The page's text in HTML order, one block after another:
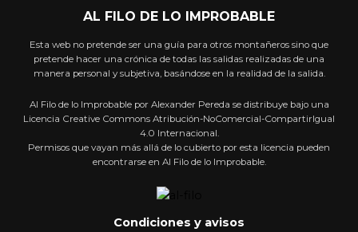
AL FILO DE LO IMPROBABLE
Esta web no pretende ser una guía para otros montañeros sino que
pretende hacer una crónica de todas las salidas realizadas de una
manera personal y subjetiva, basándose en la realidad de la salida.
Al Filo de lo Improbable por Alexander Pereda se distribuye bajo una
Licencia Creative Commons Atribución-NoComercial-CompartirIgual
4.0 Internacional.
Permisos que vayan más allá de lo cubierto por esta licencia pueden
encontrarse en Al Filo de lo Improbable.
Condiciones y avisos